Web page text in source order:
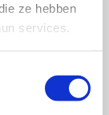
ze hebben
services.